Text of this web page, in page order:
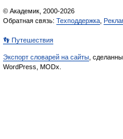
© Академик, 2000-2026
Обратная связь: Техподдержка
👣 Путешествия
Экспорт словарей на сайты ,
WordPress, MODx.